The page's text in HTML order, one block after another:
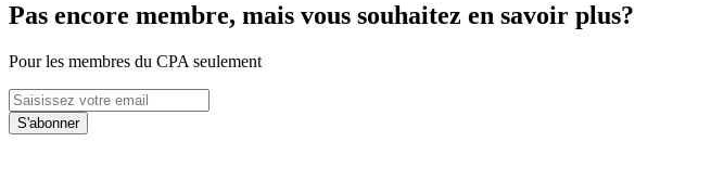
Pas encore membre, mais vous souhaitez en savoir plus?
Pour les membres du CPA seulement